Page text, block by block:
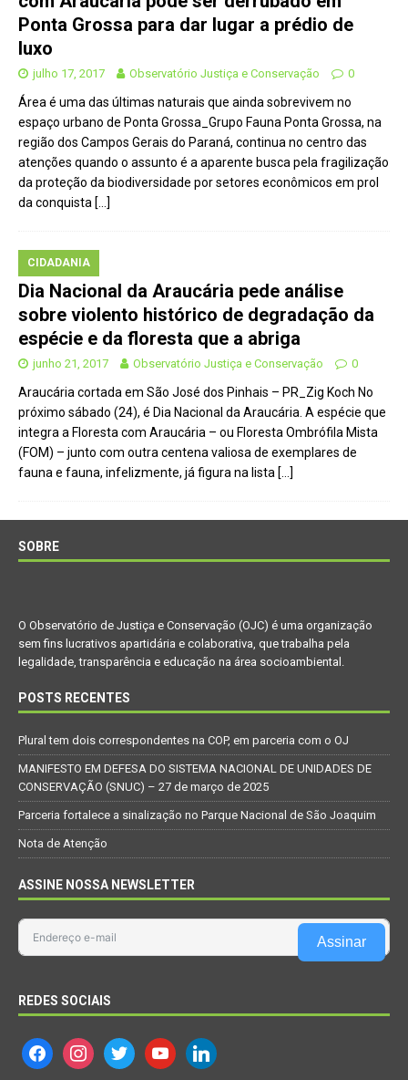
Ponta Grossa para dar lugar a prédio de
luxo
julho 17, 2017 Observatório Justiça e Conservação 0
Área é uma das últimas naturais que ainda sobrevivem no
espaço urbano de Ponta Grossa_Grupo Fauna Ponta Grossa, na
região dos Campos Gerais do Paraná, continua no centro das
atenções quando o assunto é a aparente busca pela fragilização
da proteção da biodiversidade por setores econômicos em prol
da conquista […]
CIDADANIA
Dia Nacional da Araucária pede análise
sobre violento histórico de degradação da
espécie e da floresta que a abriga
junho 21, 2017 Observatório Justiça e Conservação 0
Araucária cortada em São José dos Pinhais – PR_Zig Koch No
próximo sábado (24), é Dia Nacional da Araucária. A espécie que
integra a Floresta com Araucária – ou Floresta Ombrófila Mista
(FOM) – junto com outra centena valiosa de exemplares de
fauna e fauna, infelizmente, já figura na lista […]
SOBRE
O Observatório de Justiça e Conservação (OJC) é uma organização
sem fins lucrativos apartidária e colaborativa, que trabalha pela
legalidade, transparência e educação na área socioambiental.
POSTS RECENTES
Plural tem dois correspondentes na COP, em parceria com o OJ
MANIFESTO EM DEFESA DO SISTEMA NACIONAL DE UNIDADES DE
CONSERVAÇÃO (SNUC) – 27 de março de 2025
Parceria fortalece a sinalização no Parque Nacional de São Joaquim
Nota de Atenção
ASSINE NOSSA NEWSLETTER
Assinar
REDES SOCIAIS